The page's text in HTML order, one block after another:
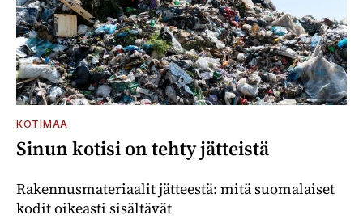
KOTIMAA
Sinun kotisi on tehty jätteistä
Rakennusmateriaalit jätteestä: mitä suomalaiset
kodit oikeasti sisältävät